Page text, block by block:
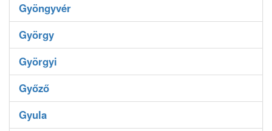
Gyöngyvér
György
Györgyi
Győző
Gyula